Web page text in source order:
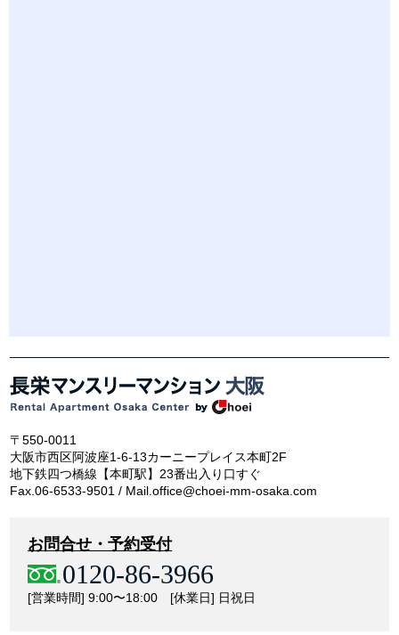
〒550-0011
大阪市西区阿波座1-6-13カーニープレイス本町2F
地下鉄四つ橋線【本町駅】23番出入り口すぐ
Fax.06-6533-9501 / Mail.office@choei-mm-osaka.com
お問合せ・予約受付
0120-86-3966
[営業時間] 9:00〜18:00 [休業日] 日祝日